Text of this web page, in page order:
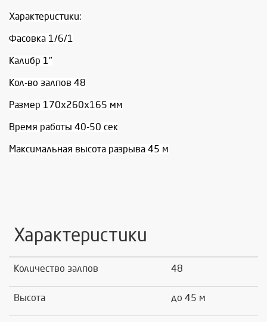
Характеристики:
Фасовка 1/6/1
Калибр 1"
Кол-во залпов 48
Размер 170х260х165 мм
Время работы 40-50 сек
Максимальная высота разрыва 45 м
Характеристики
Количество залпов 48
Высота до 45 м